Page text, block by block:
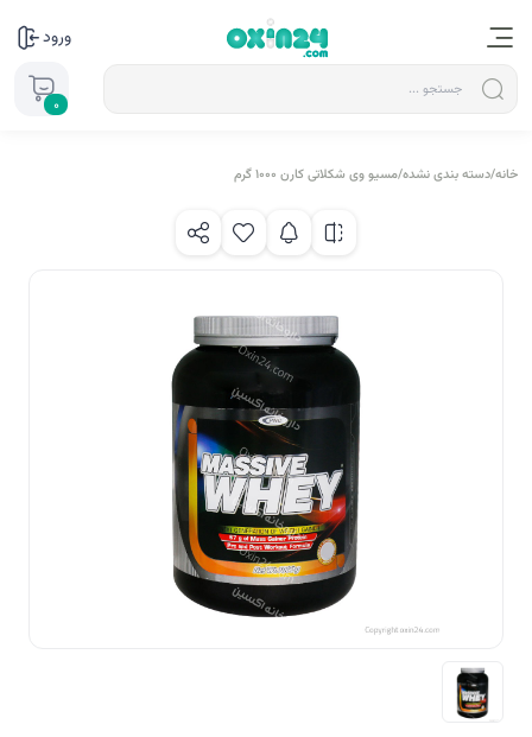
ورود
0
خانه/دسته بندی نشده/مسیو وی شکلاتی کارن 1000 گرم